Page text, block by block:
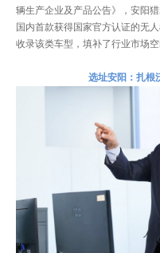
辆生产企业及产品公告》，安阳
国内首款获得国家官方认证的无
收录该类车型，填补了行业市场空
选址安阳：扎根